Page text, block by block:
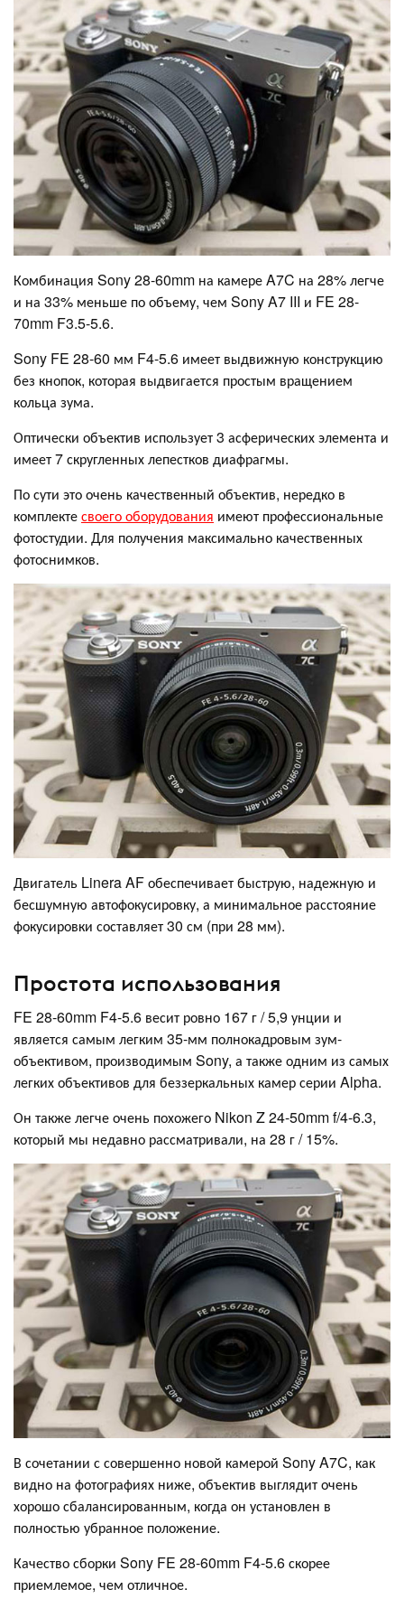
Комбинация Sony 28-60mm на камере A7C на 28% легче
и на 33% меньше по объему, чем Sony A7 III и FE 28-
70mm F3.5-5.6.
Sony FE 28-60 мм F4-5.6 имеет выдвижную конструкцию
без кнопок, которая выдвигается простым вращением
кольца зума.
Оптически объектив использует 3 асферических элемента и
имеет 7 скругленных лепестков диафрагмы.
По сути это очень качественный объектив, нередко в
комплектесвоего оборудования имеют профессиональные
фотостудии. Для получения максимально качественных
фотоснимков.
Двигатель Linera AF обеспечивает быструю, надежную и
бесшумную автофокусировку, а минимальное расстояние
фокусировки составляет 30 см (при 28 мм).
Простота использования
FE 28-60mm F4-5.6 весит ровно 167 г / 5,9 унции и
является самым легким 35-мм полнокадровым зум-
объективом, производимым Sony, а также одним из самых
легких объективов для беззеркальных камер серии Alpha.
Он также легче очень похожего Nikon Z 24-50mm f/4-6.3,
который мы недавно рассматривали, на 28 г / 15%.
В сочетании с совершенно новой камерой Sony A7C, как
видно на фотографиях ниже, объектив выглядит очень
хорошо сбалансированным, когда он установлен в
полностью убранное положение.
Качество сборки Sony FE 28-60mm F4-5.6 скорее
приемлемое, чем отличное.